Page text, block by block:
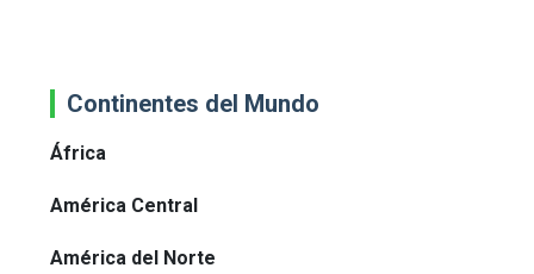
Continentes del Mundo
África
América Central
América del Norte